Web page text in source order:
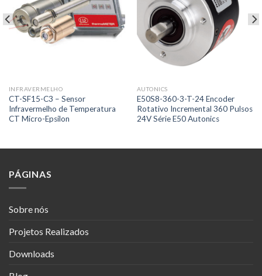
INFRAVERMELHO
CT-SF15-C3 – Sensor
Infravermelho de Temperatura
CT Micro-Epsilon
AUTONICS
E50S8-360-3-T-24 Encoder
Rotativo Incremental 360 Pulsos
24V Série E50 Autonics
PÁGINAS
Sobre nós
Projetos Realizados
Downloads